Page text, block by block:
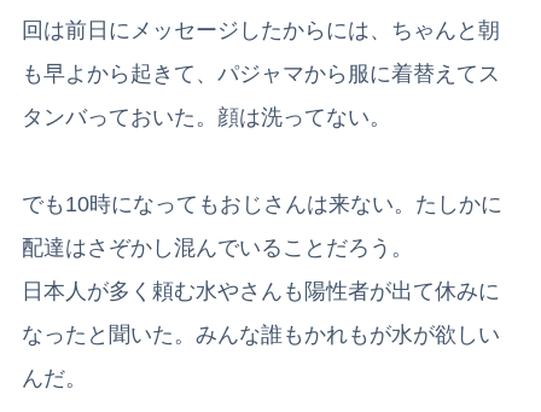
回は前日にメッセージしたからには、ちゃんと朝
も早よから起きて、パジャマから服に着替えてス
タンバっておいた。顔は洗ってない。
でも10時になってもおじさんは来ない。たしかに
配達はさぞかし混んでいることだろう。
日本人が多く頼む水やさんも陽性者が出て休みに
なったと聞いた。みんな誰もかれもが水が欲しい
んだ。